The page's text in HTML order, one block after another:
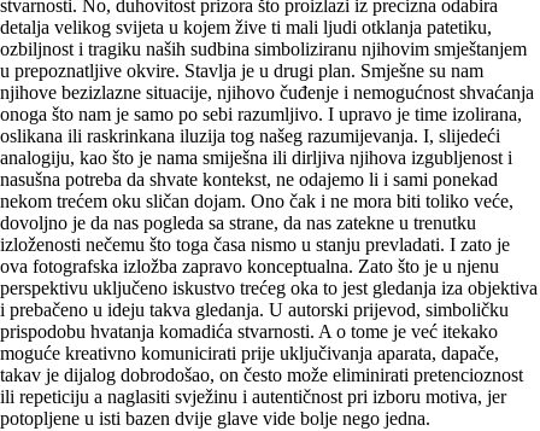
stvarnosti. No, duhovitost prizora što proizlazi iz pre­cizna odabira
detalja velikog svijeta u kojem žive ti mali ljudi otklanja patetiku,
ozbiljnost i tragiku naših sudbina simboliziranu njihovim smještanjem
u prepoznatljive okvire. Stavlja je u drugi plan. Smješne su nam
njihove bezizlazne situacije, njihovo čuđenje i nemogućnost shvaćanja
onoga što nam je samo po sebi razumljivo. I upravo je time izolirana,
oslikana ili raskrinkana iluzija tog našeg razumijevanja. I, slijedeći
analogiju, kao što je nama smiješna ili dirljiva njihova izgubljenost i
nasušna potreba da shvate kontekst, ne odajemo li i sami ponekad
nekom trećem oku sličan dojam. Ono čak i ne mora biti toliko veće,
dovoljno je da nas pogleda sa strane, da nas zatekne u trenutku
izloženosti nečemu što toga časa nismo u stanju prevladati. I zato je
ova fotografska izložba zapravo konceptualna. Zato što je u njenu
perspektivu uključeno iskustvo trećeg oka to jest gledanja iza objektiva
i prebačeno u ideju takva gledanja. U autorski prijevod, simboličku
prispodobu hvatanja komadića stvarnosti. A o tome je već itekako
moguće kreativno komunicirati prije uključivanja aparata, dapače,
takav je dijalog dobrodošao, on često može eliminirati pretencioznost
ili repeticiju a naglasiti svježinu i autentičnost pri izboru motiva, jer
potopljene u isti bazen dvije glave vide bolje nego jedna.